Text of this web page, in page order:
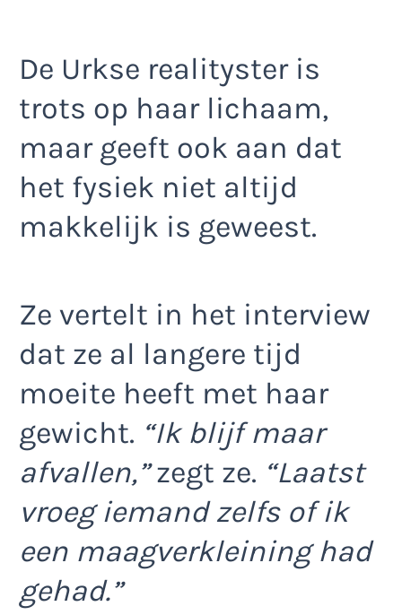
De Urkse realityster is
trots op haar lichaam,
maar geeft ook aan dat
het fysiek niet altijd
makkelijk is geweest.
Ze vertelt in het interview
dat ze al langere tijd
moeite heeft met haar
gewicht. “Ik blijf maar
afvallen,”zegt ze. “Laatst
vroeg iemand zelfs of ik
een maagverkleining had
gehad.”